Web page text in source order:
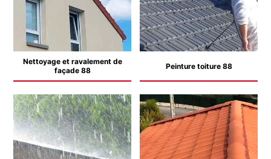
Nettoyage et ravalement de
façade 88
Peinture toiture 88